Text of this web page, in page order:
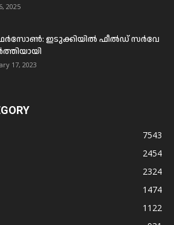
2025
ഇടുക്കിയില്‍ ഫീല്‍ഡ് സര്‍വേ
17, 2023
7543
2454
2324
1474
1122